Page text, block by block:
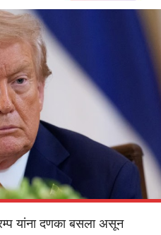
यांना दणका बसला असून